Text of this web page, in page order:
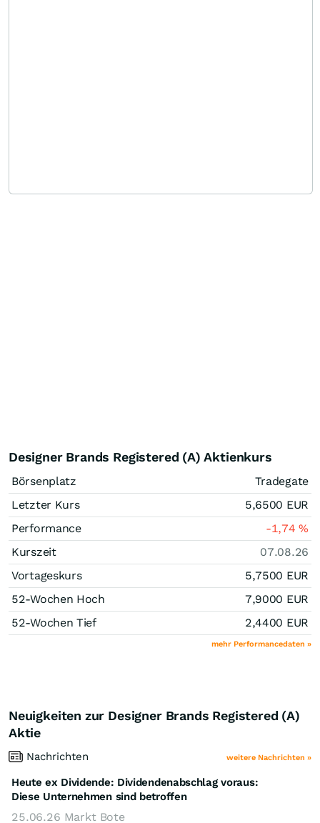
Designer Brands Registered (A) Aktienkurs
Börsenplatz
Tradegate
Letzter Kurs
5,6500 EUR
Performance
-1,74%
Kurszeit
07.08.26
Vortageskurs
5,7500 EUR
52-Wochen Hoch
7,9000 EUR
52-Wochen Tief
2,4400 EUR
mehr Performancedaten »
Neuigkeiten zur Designer Brands Registered (A)
Aktie
Nachrichten weitere Nachrichten »
Heute ex Dividende: Dividendenabschlag voraus:
Diese Unternehmen sind betroffen
25.06.26 Markt Bote